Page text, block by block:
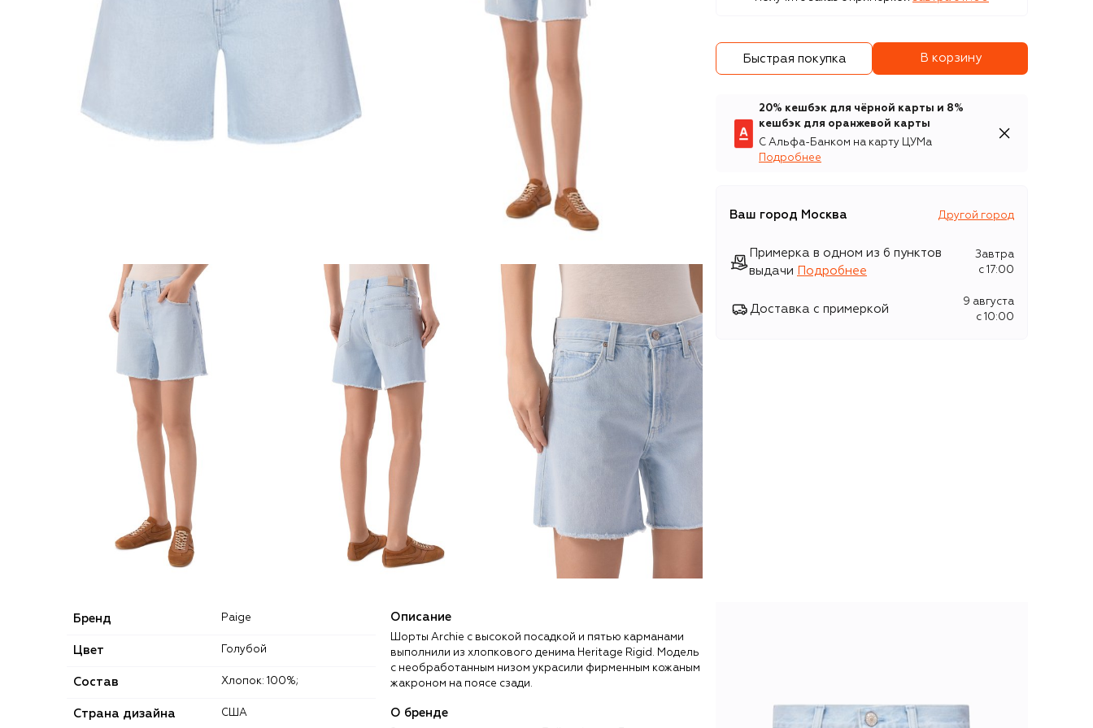
Быстрая покупка В корзину
20% кешбэк для чёрной карты и 8%
кешбэк для оранжевой карты
С Альфа-Банком на карту ЦУМа
Подробнее
Ваш город Москва Другой город
Примерка в одном из 6 пунктов
выдачи
Подробнее
Завтра
c 17:00
Доставка с примеркой
9 августа
c 10:00
Бренд Paige
Цвет Голубой
Состав Хлопок: 100%;
Страна дизайна США
Описание
Шорты Archie с высокой посадкой и пятью карманами
выполнили из хлопкового денима Heritage Rigid. Модель
с необработанным низом украсили фирменным кожаным
жакроном на поясе сзади.
О бренде